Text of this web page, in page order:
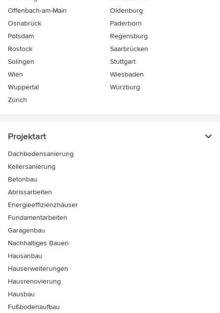
Offenbach-am-Main
Oldenburg
Osnabrück
Paderborn
Potsdam
Regensburg
Rostock
Saarbrücken
Solingen
Stuttgart
Wien
Wiesbaden
Wuppertal
Würzburg
Zürich
Projektart
Dachbodensanierung
Kellersanierung
Betonbau
Abrissarbeiten
Energieeffizienzhäuser
Fundamentarbeiten
Garagenbau
Nachhaltiges Bauen
Hausanbau
Hauserweiterungen
Hausrenovierung
Hausbau
Fußbodenaufbau